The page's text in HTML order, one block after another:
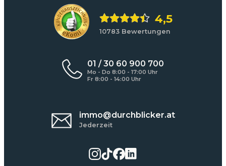
4,5
10783 Bewertungen
01 / 30 60 900 700
Mo - Do 8:00 - 17:00 Uhr
Fr 8:00 - 14:00 Uhr
immo@durchblicker.at
Jederzeit